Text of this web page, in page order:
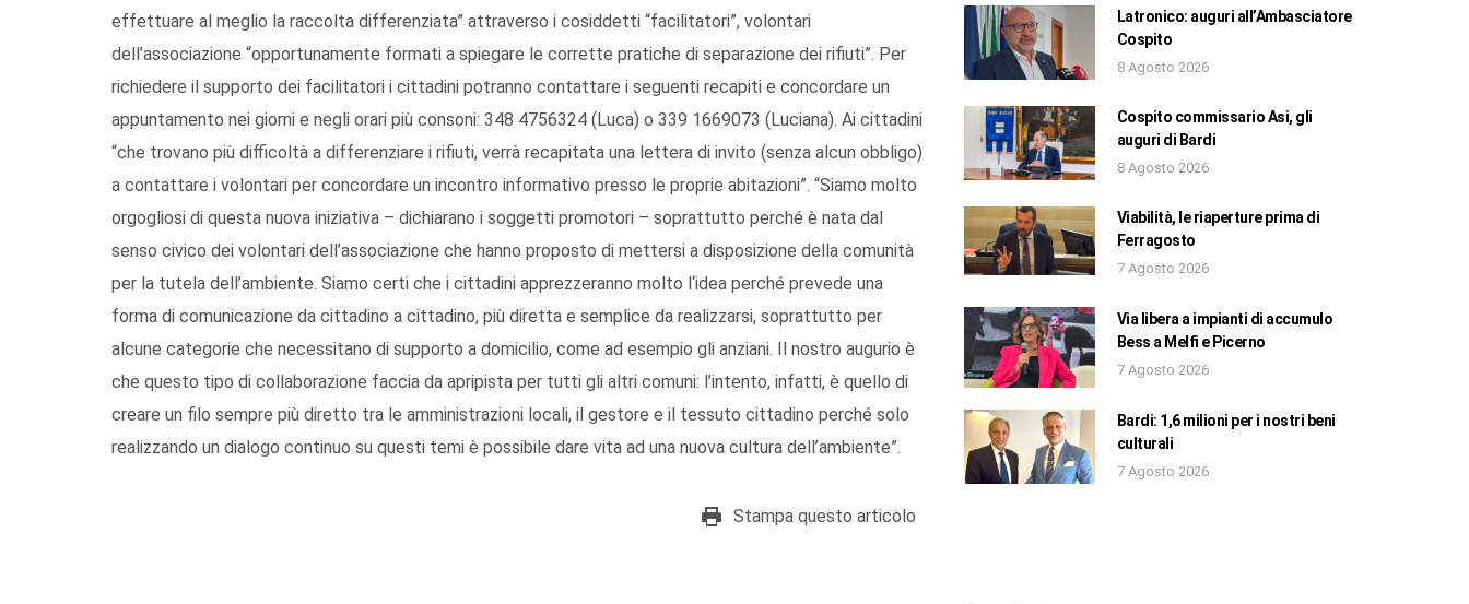
effettuare al meglio la raccolta differenziata” attraverso i cosiddetti “facilitatori”, volontari
dell’associazione “opportunamente formati a spiegare le corrette pratiche di separazione dei rifiuti”. Per
richiedere il supporto dei facilitatori i cittadini potranno contattare i seguenti recapiti e concordare un
appuntamento nei giorni e negli orari più consoni: 348 4756324 (Luca) o 339 1669073 (Luciana). Ai cittadini
“che trovano più difficoltà a differenziare i rifiuti, verrà recapitata una lettera di invito (senza alcun obbligo)
a contattare i volontari per concordare un incontro informativo presso le proprie abitazioni”. “Siamo molto
orgogliosi di questa nuova iniziativa – dichiarano i soggetti promotori – soprattutto perché è nata dal
senso civico dei volontari dell’associazione che hanno proposto di mettersi a disposizione della comunità
per la tutela dell’ambiente. Siamo certi che i cittadini apprezzeranno molto l‘idea perché prevede una
forma di comunicazione da cittadino a cittadino, più diretta e semplice da realizzarsi, soprattutto per
alcune categorie che necessitano di supporto a domicilio, come ad esempio gli anziani. Il nostro augurio è
che questo tipo di collaborazione faccia da apripista per tutti gli altri comuni: l’intento, infatti, è quello di
creare un filo sempre più diretto tra le amministrazioni locali, il gestore e il tessuto cittadino perché solo
realizzando un dialogo continuo su questi temi è possibile dare vita ad una nuova cultura dell’ambiente”.
Stampa questo articolo
Latronico: auguri all’Ambasciatore
Cospito
8 Agosto 2026
Cospito commissario Asi, gli
auguri di Bardi
8 Agosto 2026
Viabilità, le riaperture prima di
Ferragosto
7 Agosto 2026
Via libera a impianti di accumulo
Bess a Melfi e Picerno
7 Agosto 2026
Bardi: 1,6 milioni per i nostri beni
culturali
7 Agosto 2026